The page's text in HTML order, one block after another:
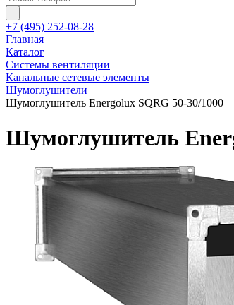
+7 (495) 252-08-28
Главная
Каталог
Системы вентиляции
Канальные сетевые элементы
Шумоглушители
Шумоглушитель Energolux SQRG 50-30/1000
Шумоглушитель